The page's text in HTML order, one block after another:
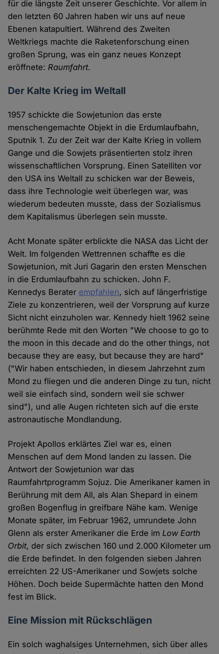
für die längste Zeit unserer Geschichte. Vor allem in
den letzten 60 Jahren haben wir uns auf neue
Ebenen katapultiert. Während des Zweiten
Weltkriegs machte die Raketenforschung einen
großen Sprung, was ein ganz neues Konzept
eröffnete:Raumfahrt.
Der Kalte Krieg im Weltall
1957 schickte die Sowjetunion das erste
menschengemachte Objekt in die Erdumlaufbahn,
Sputnik 1. Zu der Zeit war der Kalte Krieg in vollem
Gange und die Sowjets präsentierten stolz ihren
wissenschaftlichen Vorsprung. Einen Satelliten vor
den USA ins Weltall zu schicken war der Beweis,
dass ihre Technologie weit überlegen war, was
wiederum bedeuten musste, dass der Sozialismus
dem Kapitalismus überlegen sein musste.
Acht Monate später erblickte die NASA das Licht der
Welt. Im folgenden Wettrennen schaffte es die
Sowjetunion, mit Juri Gagarin den ersten Menschen
in die Erdumlaufbahn zu schicken. John F.
Kennedys Berater empfahlen, sich auf längerfristige
Ziele zu konzentrieren, weil der Vorsprung auf kurze
Sicht nicht einzuholen war. Kennedy hielt 1962 seine
berühmte Rede mit den Worten "We choose to go to
the moon in this decade and do the other things, not
because they are easy, but because they are hard"
("Wir haben entschieden, in diesem Jahrzehnt zum
Mond zu fliegen und die anderen Dinge zu tun, nicht
weil sie einfach sind, sondern weil sie schwer
sind"), und alle Augen richteten sich auf die erste
astronautische Mondlandung.
Projekt Apollos erklärtes Ziel war es, einen
Menschen auf dem Mond landen zu lassen. Die
Antwort der Sowjetunion war das
Raumfahrtprogramm Sojuz. Die Amerikaner kamen in
Berührung mit dem All, als Alan Shepard in einem
großen Bogenflug in greifbare Nähe kam. Wenige
Monate später, im Februar 1962, umrundete John
Glenn als erster Amerikaner die Erde imLow Earth
Orbit, der sich zwischen 160 und 2.000 Kilometer um
die Erde befindet. In den folgenden sieben Jahren
erreichten 22 US-Amerikaner und Sowjets solche
Höhen. Doch beide Supermächte hatten den Mond
fest im Blick.
Eine Mission mit Rückschlägen
Ein solch waghalsiges Unternehmen, sich über alles